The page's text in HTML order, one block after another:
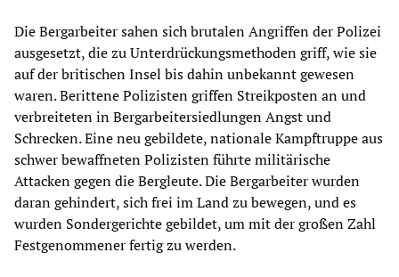
Die Bergarbeiter sahen sich brutalen Angriffen der Polizei
ausgesetzt, die zu Unterdrückungsmethoden griff, wie sie
auf der britischen Insel bis dahin unbekannt gewesen
waren. Berittene Polizisten griffen Streikposten an und
verbreiteten in Bergarbeitersiedlungen Angst und
Schrecken. Eine neu gebildete, nationale Kampftruppe aus
schwer bewaffneten Polizisten führte militärische
Attacken gegen die Bergleute. Die Bergarbeiter wurden
daran gehindert, sich frei im Land zu bewegen, und es
wurden Sondergerichte gebildet, um mit der großen Zahl
Festgenommener fertig zu werden.